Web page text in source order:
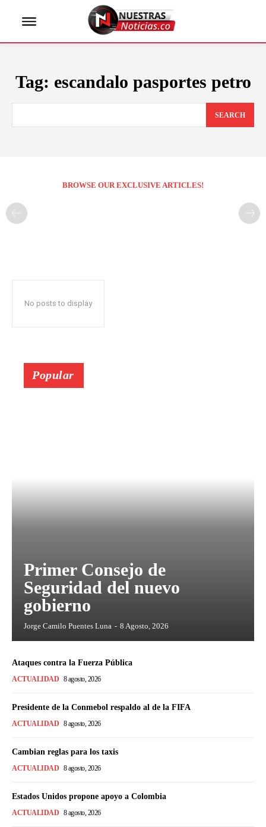
Tag: escandalo pasportes petro
SEARCH
BROWSE OUR EXCLUSIVE ARTICLES!
No posts to display
Popular
Primer Consejo de
Seguridad del nuevo
gobierno
Jorge Camilo Puentes Luna - 8 Agosto, 2026
Ataques contra la Fuerza Pública
ACTUALIDAD 8 agosto, 2026
Presidente de la Conmebol respaldo al de la FIFA
ACTUALIDAD 8 agosto, 2026
Cambian reglas para los taxis
ACTUALIDAD 8 agosto, 2026
Estados Unidos propone apoyo a Colombia
ACTUALIDAD 8 agosto, 2026